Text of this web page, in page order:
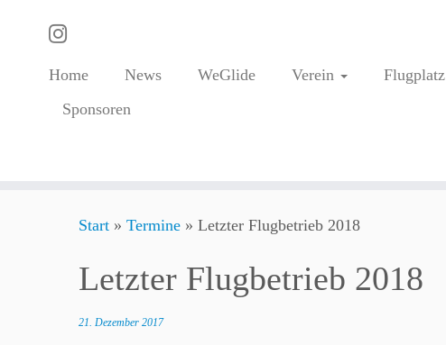
Home News WeGlide Verein Flugplatz
Sponsoren
Start » Termine » Letzter Flugbetrieb 2018
Letzter Flugbetrieb 2018
21. Dezember 2017